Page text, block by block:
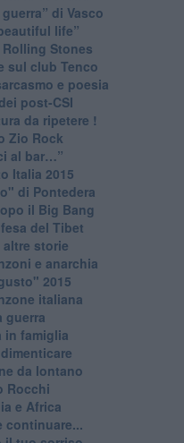
di Vasco
life”
Stones
sul club Tenco
e poesia
post-CSI
da ripetere !
Zio Rock
al bar…”
Italia 2015
di Pontedera
il Big Bang
del Tibet
altre storie
e anarchia
2015
italiana
guerra
in famiglia
da lontano
Rocchi
e Africa
continuare...